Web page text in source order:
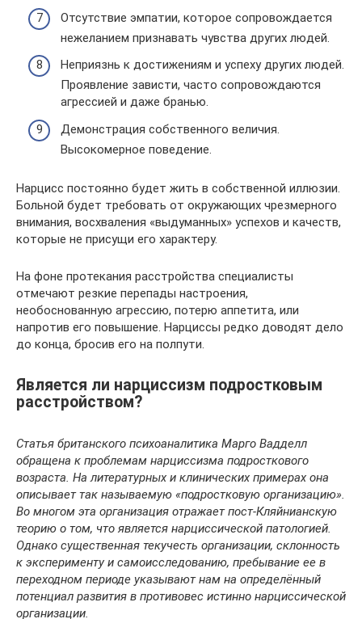
Отсутствие эмпатии, которое сопровождается
нежеланием признавать чувства других людей.
Неприязнь к достижениям и успеху других людей.
Проявление зависти, часто сопровождаются
агрессией и даже бранью.
Демонстрация собственного величия.
Высокомерное поведение.
Нарцисс постоянно будет жить в собственной иллюзии.
Больной будет требовать от окружающих чрезмерного
внимания, восхваления «выдуманных» успехов и качеств,
которые не присущи его характеру.
На фоне протекания расстройства специалисты
отмечают резкие перепады настроения,
необоснованную агрессию, потерю аппетита, или
напротив его повышение. Нарциссы редко доводят дело
до конца, бросив его на полпути.
Является ли нарциссизм подростковым
расстройством?
Статья британского психоаналитика Марго Вадделл
обращена к проблемам нарциссизма подросткового
возраста. На литературных и клинических примерах она
описывает так называемую «подростковую организацию».
Во многом эта организация отражает пост-Кляйнианскую
теорию о том, что является нарциссической патологией.
Однако существенная текучесть организации, склонность
к эксперименту и самоисследованию, пребывание ее в
переходном периоде указывают нам на определённый
потенциал развития в противовес истинно нарциссической
организации.